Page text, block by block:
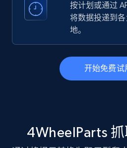
33.5K+ 3.5K+
Instagram - Profiles
Account, Fbid, ID, Followers,
business account, Is
按计划或通过
将数据投递到
地。
开始免费试
4WheelParts